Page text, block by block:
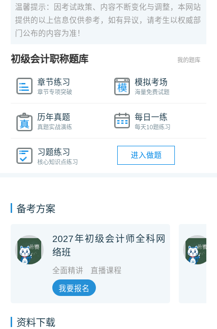
温馨提示：因考试政策、内容不断变化与调整，本网站
提供的以上信息仅供参考，如有异议，请考生以权威部
门公布的内容为准！
初级会计职称题库 我的题库
章节练习
章节专项突破
模拟考场
海量免费试题
历年真题
真题实战演练
每日一练
每天10题练习
习题练习
核心知识点练习
进入做题
备考方案
2027年初级会计师全科网
络班
全面精讲 直播课程
我要报名
资料下载